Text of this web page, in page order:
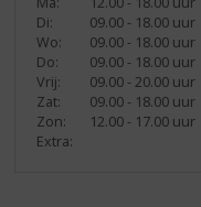
Di:
09.00 - 18.00 uur
Wo:
09.00 - 18.00 uur
Do:
09.00 - 18.00 uur
Vrij:
09.00 - 20.00 uur
Zat:
09.00 - 18.00 uur
Zon:
12.00 - 17.00 uur
Extra: